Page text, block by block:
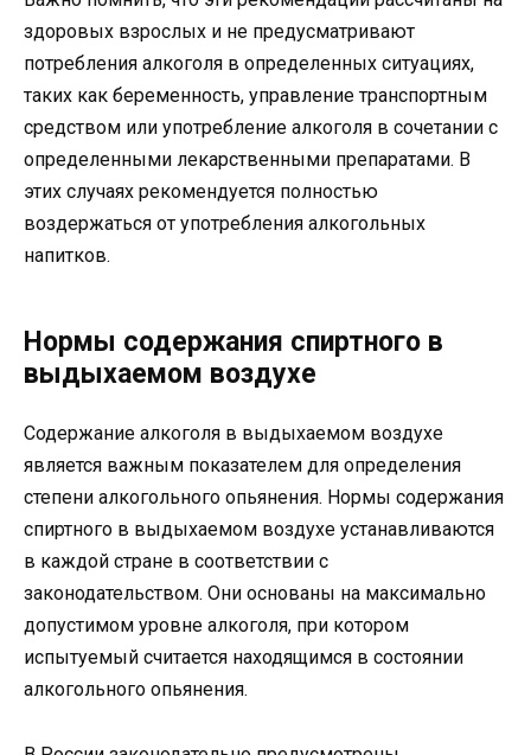
здоровых взрослых и не предусматривают
потребления алкоголя в определенных ситуациях,
таких как беременность, управление транспортным
средством или употребление алкоголя в сочетании с
определенными лекарственными препаратами. В
этих случаях рекомендуется полностью
воздержаться от употребления алкогольных
напитков.
Нормы содержания спиртного в
выдыхаемом воздухе
Содержание алкоголя в выдыхаемом воздухе
является важным показателем для определения
степени алкогольного опьянения. Нормы содержания
спиртного в выдыхаемом воздухе устанавливаются
в каждой стране в соответствии с
законодательством. Они основаны на максимально
допустимом уровне алкоголя, при котором
испытуемый считается находящимся в состоянии
алкогольного опьянения.